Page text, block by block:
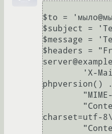
$to =
$subject =
$message =
$headers =
charset=utf-